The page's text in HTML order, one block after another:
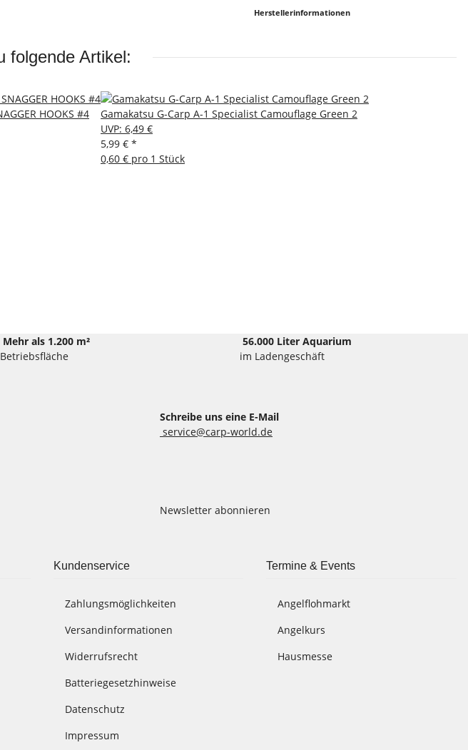
Herstellerinformationen
folgende Artikel:
HOOKS #4
Gamakatsu G-Carp A-1 Specialist Camouflage Green 2
UVP: 6,49 €
5,99 € *
0,60 € pro 1 Stück
Mehr als 1.200 m²
Betriebsfläche
56.000 Liter Aquarium
im Ladengeschäft
Schreibe uns eine E-Mail
service@carp-world.de
Newsletter abonnieren
Kundenservice
Zahlungsmöglichkeiten
Versandinformationen
Widerrufsrecht
Batteriegesetzhinweise
Datenschutz
Impressum
Termine & Events
Angelflohmarkt
Angelkurs
Hausmesse